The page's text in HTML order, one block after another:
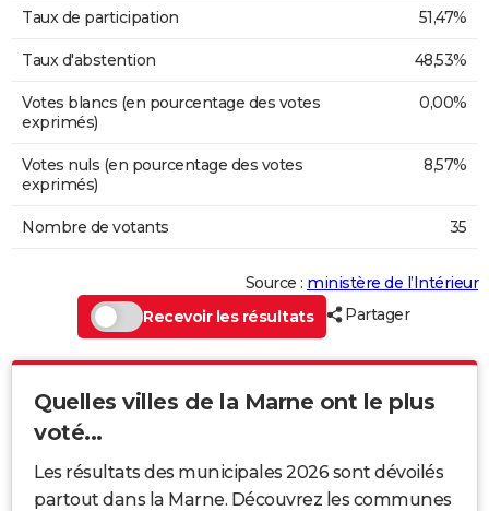
Taux de participation 51,47%
Taux d'abstention 48,53%
Votes blancs (en pourcentage des votes
exprimés)
0,00%
Votes nuls (en pourcentage des votes
exprimés)
8,57%
Nombre de votants 35
Source : ministère de l’Intérieur
Recevoir les résultats
Partager
Quelles villes de la Marne ont le plus
voté...
Les résultats des municipales 2026 sont dévoilés
partout dans la Marne. Découvrez les communes